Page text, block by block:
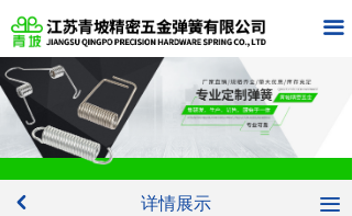
끀
首页
关于我们
产品中心
详情展示
낒 끀